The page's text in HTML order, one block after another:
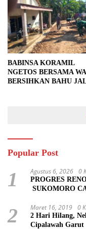
BABINSA KORAMIL
NGETOS BERSAMA
BERSIHKAN BAHU
Popular Post
1 Agustus 6, 2026 0
PROGRES
SUKOMORO
2 Maret 16, 2019 0
2 Hari Hilang,
Cipalawah Garut